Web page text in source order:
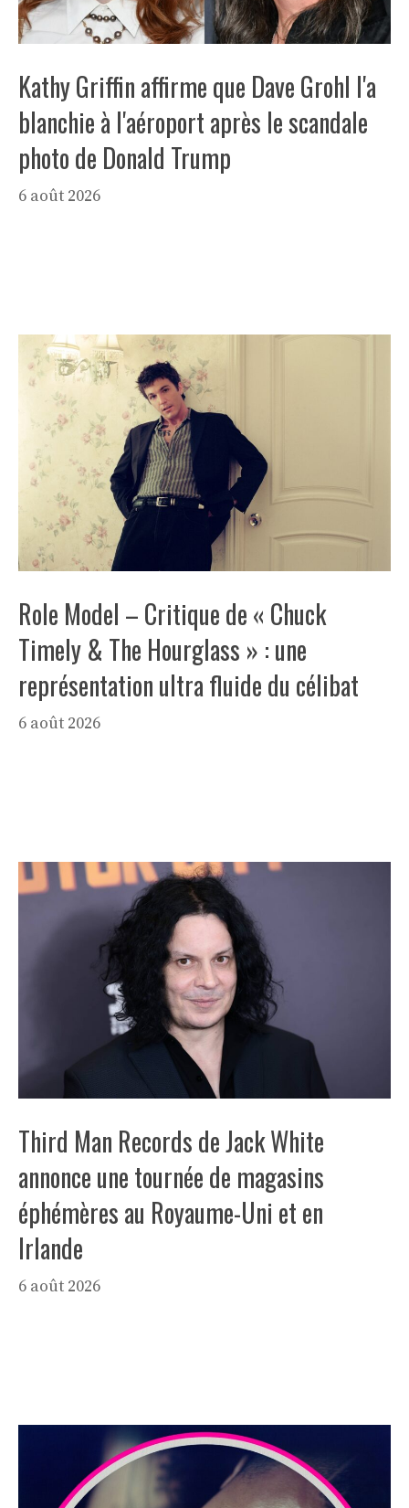
Kathy Griffin affirme que Dave Grohl l'a
blanchie à l'aéroport après le scandale
photo de Donald Trump
6 août 2026
Role Model – Critique de « Chuck
Timely & The Hourglass » : une
représentation ultra fluide du célibat
6 août 2026
Third Man Records de Jack White
annonce une tournée de magasins
éphémères au Royaume-Uni et en
Irlande
6 août 2026